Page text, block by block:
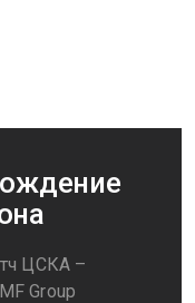
ЦСКА –
Group